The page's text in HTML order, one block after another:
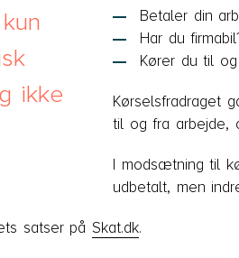
ikke
Betaler din
Har du
Kører du til
Kørselsfradraget
til og fra arbejde,
I modsætning til
udbetalt, men
satser påSkat.dk.